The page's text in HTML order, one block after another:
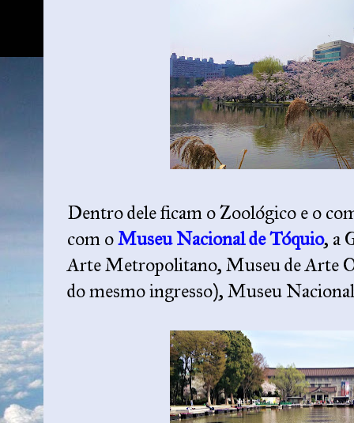
Dentro dele ficam o Zoológico e o
com oMuseu Nacional de Tóquio, a
Arte Metropolitano, Museu de Arte
do mesmo ingresso), Museu